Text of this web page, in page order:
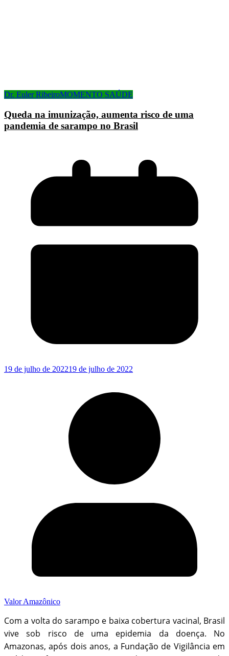
Dr. Euler RibeiroMOMENTO SAÚDE
Queda na imunização, aumenta risco de uma
pandemia de sarampo no Brasil
19 de julho de 202219 de julho de 2022
Valor Amazônico
Com a volta do sarampo e baixa cobertura vacinal, Brasil
vive sob risco de uma epidemia da doença. No
Amazonas, após dois anos, a Fundação de Vigilância em